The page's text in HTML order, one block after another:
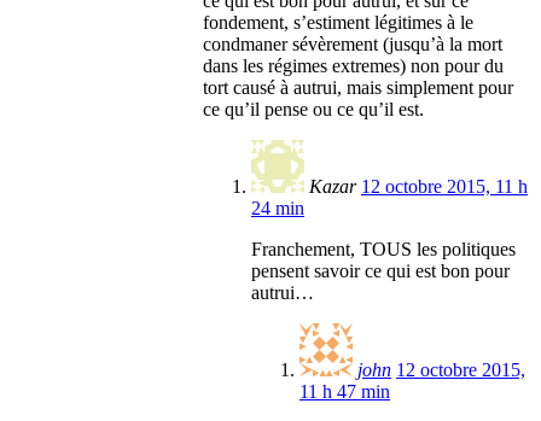
fondement, s’estiment légitimes à le
condmaner sévèrement (jusqu’à la mort
dans les régimes extremes) non pour du
tort causé à autrui, mais simplement pour
ce qu’il pense ou ce qu’il est.
Kazar 12 octobre 2015, 11 h
24 min
Franchement, TOUS les politiques
pensent savoir ce qui est bon pour
autrui…
john 12 octobre 2015,
11 h 47 min